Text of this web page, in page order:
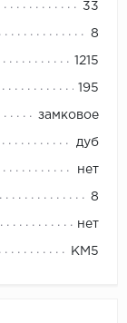
Primavera
ROYCE
SPC
33
8
1215
195
замковое
дуб
нет
8
нет
КМ5